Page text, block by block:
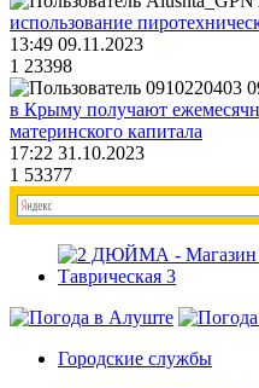
использование
13:49 09.11.2023
1 23398
в Крыму получают
материнского капитала
17:22 31.10.2023
1 53377
Городские службы